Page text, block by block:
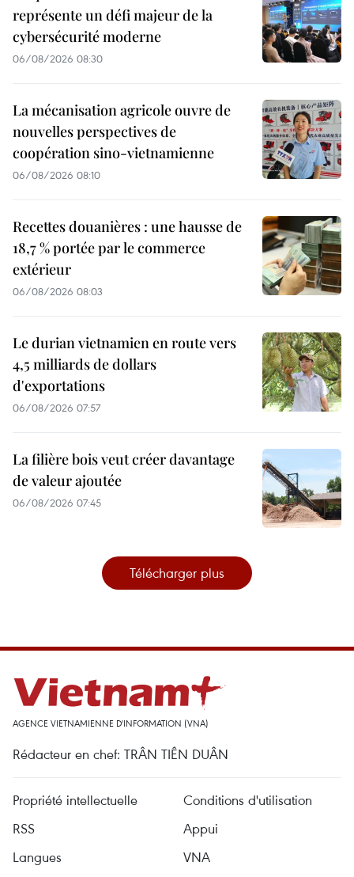
représente un défi majeur de la
cybersécurité moderne
06/08/2026 08:30
La mécanisation agricole ouvre de
nouvelles perspectives de
coopération sino-vietnamienne
06/08/2026 08:10
Recettes douanières : une hausse de
18,7 % portée par le commerce
extérieur
06/08/2026 08:03
Le durian vietnamien en route vers
4,5 milliards de dollars
d'exportations
06/08/2026 07:57
La filière bois veut créer davantage
de valeur ajoutée
06/08/2026 07:45
Télécharger plus
AGENCE VIETNAMIENNE D'INFORMATION (VNA)
Rédacteur en chef: TRÂN TIÊN DUÂN
Propriété intellectuelle
Conditions d'utilisation
RSS
Appui
Langues
VNA